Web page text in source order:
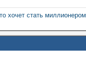
хочет стать